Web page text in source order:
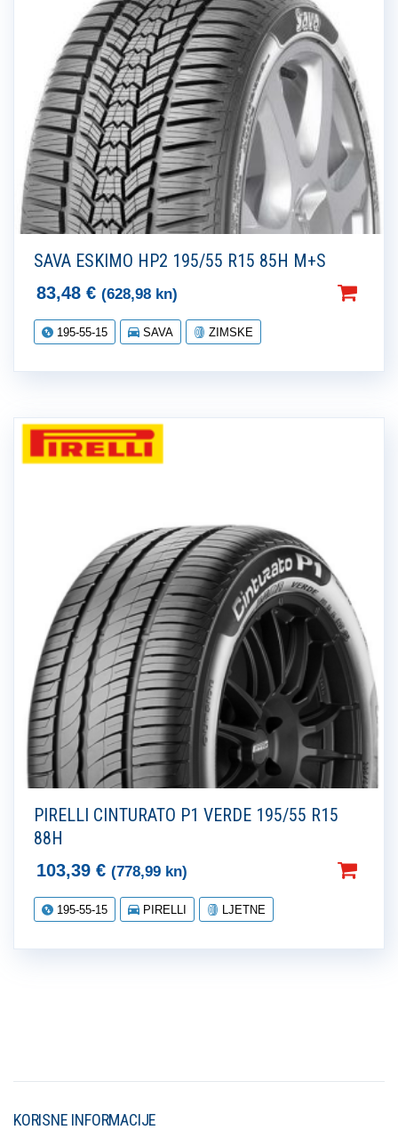
SAVA ESKIMO HP2 195/55 R15 85H M+S
83,48 € (628,98 kn)
195-55-15 SAVA ZIMSKE
PIRELLI CINTURATO P1 VERDE 195/55 R15
88H
103,39 € (778,99 kn)
195-55-15 PIRELLI LJETNE
KORISNE INFORMACIJE